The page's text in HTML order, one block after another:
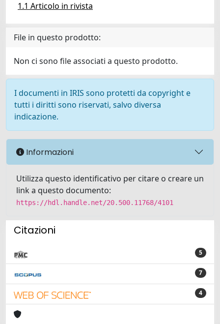
1.1 Articolo in rivista
File in questo prodotto:
Non ci sono file associati a questo prodotto.
I documenti in IRIS sono protetti da copyright e
tutti i diritti sono riservati, salvo diversa
indicazione.
Informazioni
Utilizza questo identificativo per citare o creare un
link a questo documento:
https://hdl.handle.net/20.500.11768/4101
Citazioni
5
7
4